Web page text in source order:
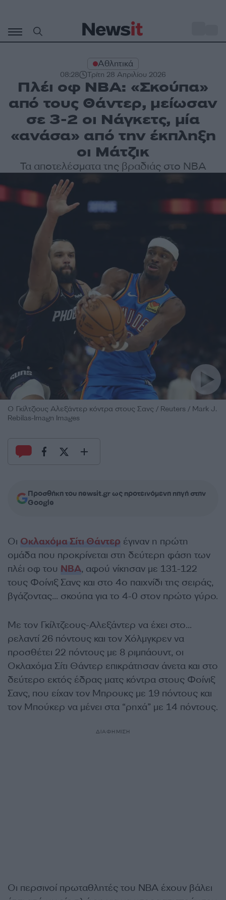
περιεχόμενο
Αθλητικά
08:28 Τρίτη 28 Απριλίου 2026
Πλέι οφ NBA: «Σκούπα»
από τους Θάντερ, μείωσαν
σε 3-2 οι Νάγκετς, μία
«ανάσα» από την έκπληξη
οι Μάτζικ
Τα αποτελέσματα της βραδιάς στο NBA
Ο Γκίλτζιους Αλεξάντερ κόντρα στους Σανς / Reuters / Mark J.
Rebilas-Imagn Images
Προσθήκη του newsit.gr ως προτεινόμενη πηγή στην
Google
Οι Οκλαχόμα Σίτι Θάντερ έγιναν η πρώτη
ομάδα που προκρίνεται στη δεύτερη φάση των
πλέι οφ του NBA, αφού νίκησαν με 131-122
τους Φοίνιξ Σανς και στο 4ο παιχνίδι της σειράς,
βγάζοντας… σκούπα για το 4-0 στον πρώτο γύρο.
Με τον Γκίλτζεους-Αλεξάντερ να έχει στο…
ρελαντί 26 πόντους και τον Χόλμγκρεν να
προσθέτει 22 πόντους με 8 ριμπάουντ, οι
Οκλαχόμα Σίτι Θάντερ επικράτησαν άνετα και στο
δεύτερο εκτός έδρας ματς κόντρα στους Φοίνιξ
Σανς, που είχαν τον Μπρουκς με 19 πόντους και
τον Μπούκερ να μένει στα “ρηχά” με 14 πόντους.
ΔΙΑΦΗΜΙΣΗ
Οι περσινοί πρωταθλητές του NBA έχουν βάλει